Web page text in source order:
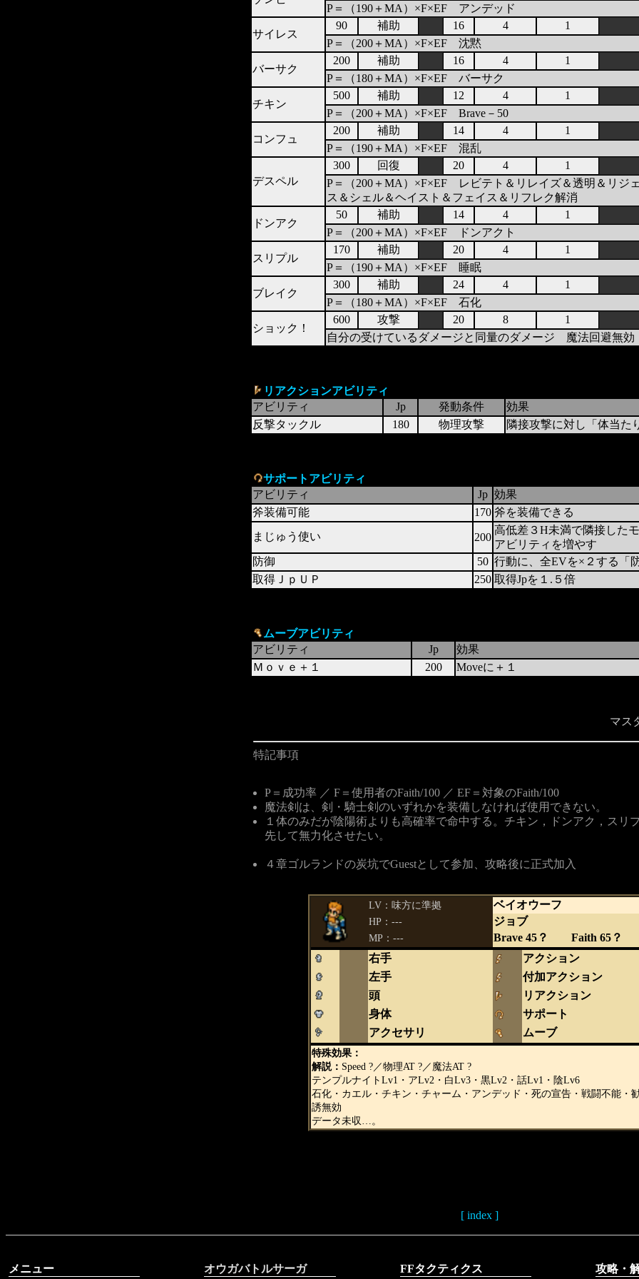
P＝（190＋MA）×F×EF アンデッド
サイレス
90 補助 16 4
1
P＝（200＋MA）×F×EF 沈黙
バーサク
200 補助 16 4
1
P＝（180＋MA）×F×EF バーサク
チキン
500 補助 12 4
1
P＝（200＋MA）×F×EF Brave－50
コンフュ
200 補助 14 4
1
P＝（190＋MA）×F×EF 混乱
デスペル
300 回復 20 4
1
P＝（200＋MA）×F×EF レビテト＆リレイズ＆透明＆リジ
ス＆シェル＆ヘイスト＆フェイス＆リフレク解消
ドンアク
50 補助 14 4
1
P＝（200＋MA）×F×EF ドンアクト
スリプル
170 補助 20 4
1
P＝（190＋MA）×F×EF 睡眠
ブレイク
300 補助 24 4
1
P＝（180＋MA）×F×EF 石化
ショック！
600 攻撃 20 8
1
自分の受けているダメージと同量のダメージ 魔法回避無効
リアクションアビリティ
アビリティ
Jp 発動条件
効果
反撃タックル
180 物理攻撃 隣接攻撃に対し「体当た
サポートアビリティ
アビリティ
Jp 効果
斧装備可能
170 斧を装備できる
まじゅう使い
200
高低差３H未満で隣接した
アビリティを増やす
防御
50 行動に、全EVを×２する「
取得ＪｐＵＰ
250 取得Jpを１.５倍
ムーブアビリティ
アビリティ
Jp
効果
Ｍｏｖｅ＋１
200 Moveに＋１
マス
特記事項
P＝成功率 ／ F＝使用者のFaith/100 ／ EF＝対象のFaith/100
魔法剣は、剣・騎士剣のいずれかを装備しなければ使用できない。
１体のみだが陰陽術よりも高確率で命中する。チキン，ドンアク，スリ
先して無力化させたい。
４章ゴルランドの炭坑でGuestとして参加、攻略後に正式加入
LV：味方に準拠 ベイオウーフ
HP：--- ジョブ
MP：---
Brave 45？ Faith 65？
右手
アクション
左手
付加アクション
頭
リアクション
身体
サポート
アクセサリ
ムーブ
特殊効果：
解説： Speed ?／物理AT ?／魔法AT ?
テンプルナイトLv1・アLv2・白Lv3・黒Lv2・話Lv1・陰Lv6
石化・カエル・チキン・チャーム・アンデッド・死の宣告・戦闘不能・
誘無効
データ未収…。
[ index ]
メニュー オウガバトルサーガ FFタクティクス 攻略・